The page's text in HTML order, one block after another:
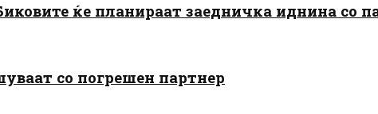
ќе планираат заедничка иднина со
со погрешен партнер